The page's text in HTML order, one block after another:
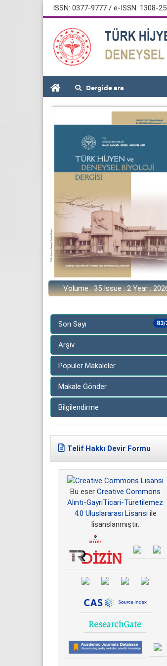
ISSN: 0377-9777 / e-ISSN: 1308-
Dergide ara
Volume : 35 Issue : 2 Year :
83/
Son Sayı
Arşiv
Popüler Makaleler
Makale Gönder
Bilgilendirme
Telif Hakkı Devir Formu
Bu eser Creative Commons
Alıntı-GayriTicari-Türetilemez
4.0 Uluslararası Lisansı ile
lisanslanmıştır.